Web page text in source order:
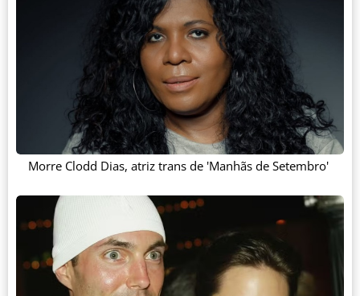
Morre Clodd Dias, atriz trans de 'Manhãs de Setembro'